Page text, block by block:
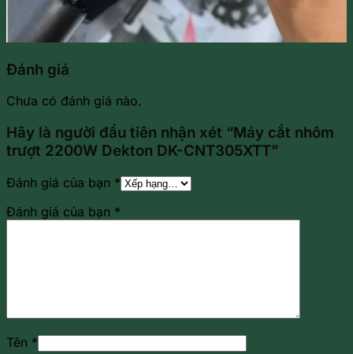
Đánh giá
Chưa có đánh giá nào.
Hãy là người đầu tiên nhận xét “Máy cắt nhôm
trượt 2200W Dekton DK-CNT305XTT”
Đánh giá của bạn *
Đánh giá của bạn *
Tên *